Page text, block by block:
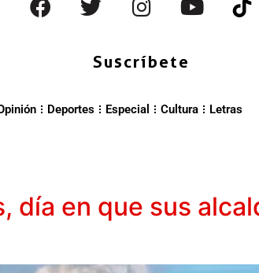
Suscríbete
Deportes Especial Cultura Letras
día en que sus